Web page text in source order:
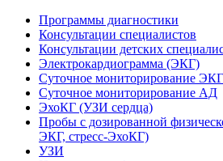
Программы диагностики
Консультации специалистов
Консультации детских
Электрокардиограмма (ЭКГ)
Суточное мониторирование ЭКГ
Суточное мониторирование АД
ЭхоКГ (УЗИ сердца)
Пробы с дозированной
ЭКГ, стресс-ЭхоКГ)
УЗИ